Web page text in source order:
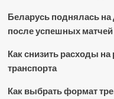
Беларусь поднялась
после успешных
Как снизить расходы
транспорта
Как выбрать формат